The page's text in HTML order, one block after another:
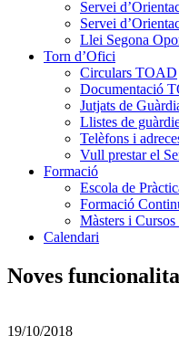
Servei
Servei
Llei Segona
Torn d’Ofici
Circulars TOAD
Documentació
Jutjats de
Llistes de
Telèfons i
Vull prestar el
Formació
Escola de
Formació
Màsters i
Calendari
Noves
19/10/2018